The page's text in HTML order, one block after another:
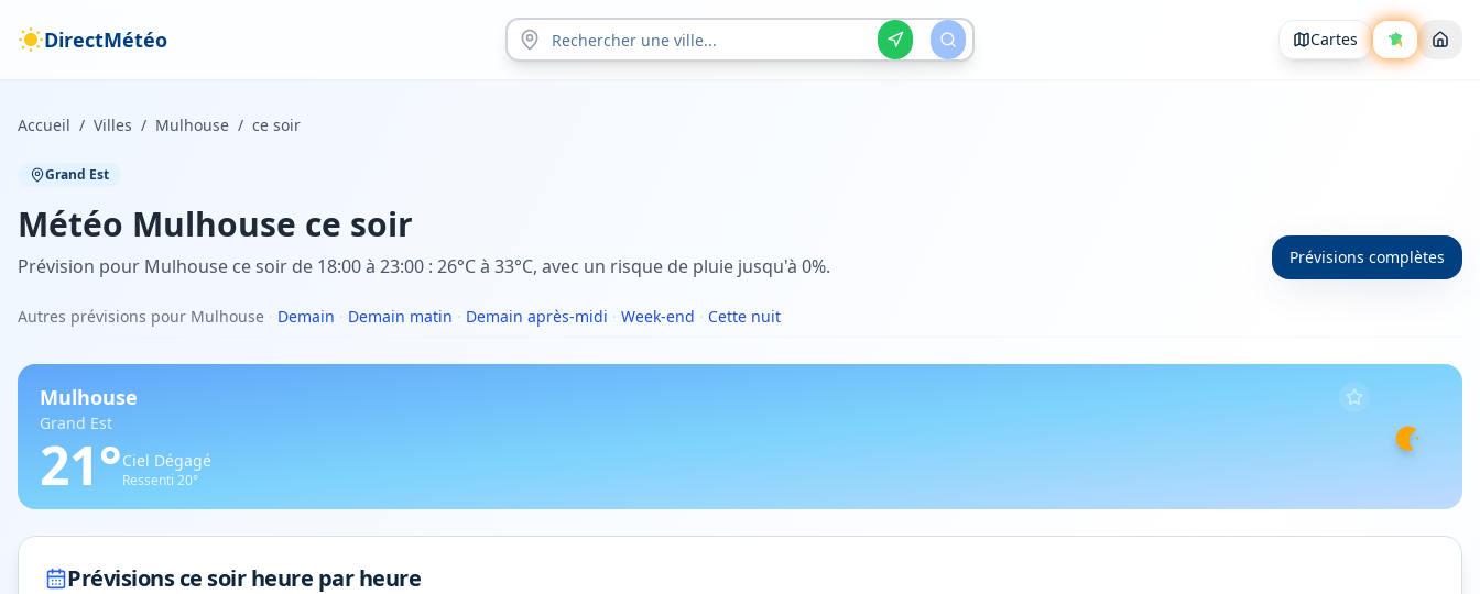
DirectMétéo Cartes
Accueil / Villes / Mulhouse / ce soir
Grand Est
Météo Mulhouse ce soir
Prévision pour Mulhouse ce soir de 18:00 à 23:00 : 26°C à 33°C, avec un risque de pluie jusqu'à 0%. Prévisions complètes
Autres prévisions pour Mulhouse · Demain · Demain matin · Demain après-midi · Week-end · Cette nuit
Mulhouse
Grand Est
21°Ciel Dégagé
Ressenti 20°
Prévisions ce soir heure par heure